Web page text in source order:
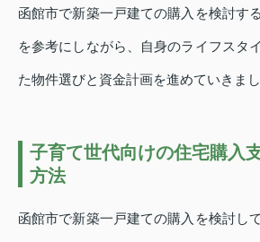
函館市で新築一戸建ての購入を検討す
を参考にしながら、自身のライフスタ
た物件選びと資金計画を進めていきまし
子育て世代向けの住宅購入
方法
函館市で新築一戸建ての購入を検討し